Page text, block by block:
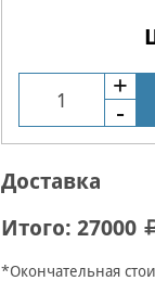
Доставка
Итого: 27000
*Окончательная